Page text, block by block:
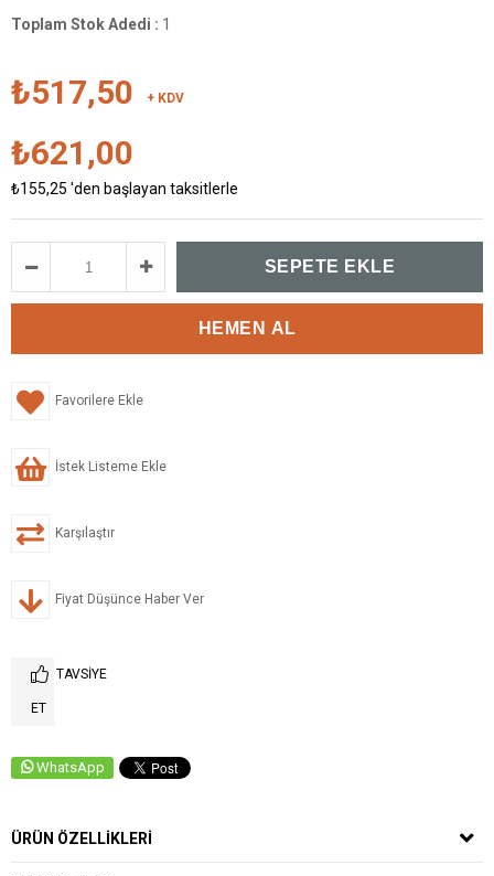
Toplam Stok Adedi : 1
₺517,50 + KDV
₺621,00
₺155,25 'den başlayan taksitlerle
Favorilere Ekle
İstek Listeme Ekle
Karşılaştır
Fiyat Düşünce Haber Ver
TAVSIYE
ET
WhatsApp
ÜRÜN ÖZELLIKLERI